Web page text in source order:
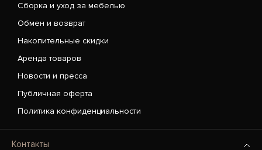
Сборка и уход за мебелью
Обмен и возврат
Накопительные скидки
Аренда товаров
Новости и пресса
Публичная оферта
Политика конфиденциальности
Контакты